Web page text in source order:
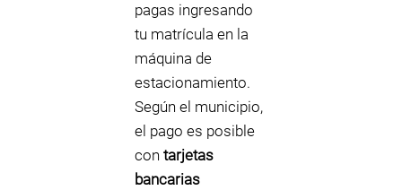
pagas ingresando
tu matrícula en la
máquina de
estacionamiento.
Según el municipio,
el pago es posible
con tarjetas
bancarias